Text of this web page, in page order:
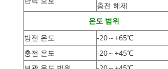
충전 해제
온도 범위
방전 온도
-20～+65℃
충전 온도
-20～+45℃